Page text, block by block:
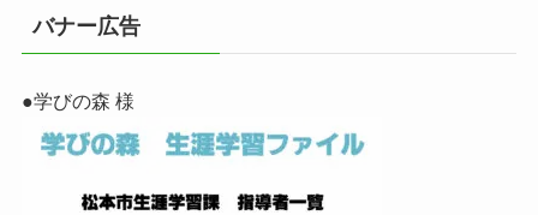
バナー広告
●学びの森 様